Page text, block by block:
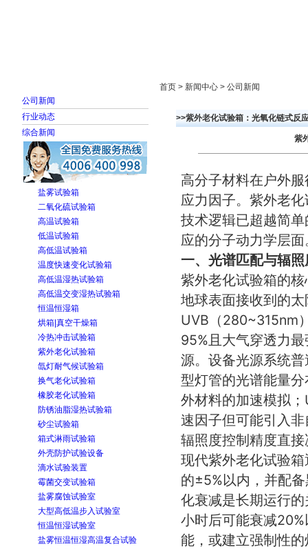
公司新闻
行业动态
综合新闻
盐雾试验箱
二氧化硫试验箱
高温试验箱
低温试验箱
高低温试验箱
温度快速变化试验箱
高低温湿热试验箱
高低温交变湿热试验箱
恒温恒湿箱
烘箱|真空干燥箱
冷热冲击试验箱
紫外老化试验箱
氙灯耐气候试验箱
换气老化试验箱
橡胶老化试验箱
防锈油脂湿热试验箱
砂尘试验箱
箱式淋雨试验箱
外壳防护试验设备
滴水试验装置
霉菌交变试验箱
盐雾腐蚀试验室
大型高低温步入试验室
恒温恒湿试验室
盐雾恒温恒湿高温复合试验
首页 > 新闻中心 > 公司新闻
>>紫外老化试验箱：光氧化链式反
紫
高分子材料在户外
应力因子。紫外老
技术逻辑已超越简
应的分子动力学层面
一、光谱匹配与辐
紫外老化试验箱的
地球表面接收到的
UVB（280~315nm
95%且大气穿透力
源。设备光源系统
型灯管的光谱能量
外材料的加速模拟
速因子但可能引入
辐照度控制精度直
现代紫外老化试验
的±5%以内，并配
化衰减是长期运行
小时后可能衰减
能，或建立强制性